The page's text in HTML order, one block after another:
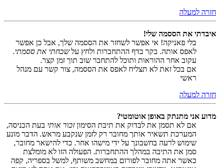
חזרה למעלה
איבדתי את הססמה שלי!
בלי פאניקה! אי אפשר לשחזר את הססמה שלך, אבל כן אפשר
לאפס אותה. בקר בדף ההתחברות ולחץ עלשכחתי את ססמתי.
עקוב אחר ההוראות ותוכל להתחבר שוב תוך זמן קצר.
אם בכל זאת לא תצליח לאפס את הססמה, צור קשר עם מנהל
ראשי
חזרה למעלה
מדוע אני מתנתק באופן אוטומטי?
אם לא תסמן את לבדוק את תיבת הסימוןזכור אותי בעת הכניסה,
המערכת תשאיר אותך מחובר רק לזמן שנקבע מראש. הדבר מונע
שימוש לרעה בחשבונך על ידי מישהו אחר. כדי להישאר מחובר,
סמן את התיבה במהלך ההתחברות. הפעולה הזו לא מומלצת
כאשר אתה מחובר לפורום במחשב משותף, למשל בספריה, קפה